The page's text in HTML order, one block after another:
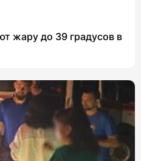
жару до 39 градусов в